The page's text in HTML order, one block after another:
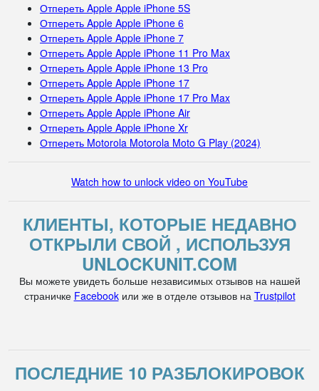
Отпереть Apple Apple iPhone 5S
Отпереть Apple Apple iPhone 6
Отпереть Apple Apple iPhone 7
Отпереть Apple Apple iPhone 11 Pro Max
Отпереть Apple Apple iPhone 13 Pro
Отпереть Apple Apple iPhone 17
Отпереть Apple Apple iPhone 17 Pro Max
Отпереть Apple Apple iPhone Air
Отпереть Apple Apple iPhone Xr
Отпереть Motorola Motorola Moto G Play (2024)
Watch how to unlock video on YouTube
КЛИЕНТЫ, КОТОРЫЕ НЕДАВНО
ОТКРЫЛИ СВОЙ , ИСПОЛЬЗУЯ
UNLOCKUNIT.COM
Вы можете увидеть больше независимых отзывов на нашей
страничке Facebookили же в отделе отзывов на Trustpilot
ПОСЛЕДНИЕ 10 РАЗБЛОКИРОВОК